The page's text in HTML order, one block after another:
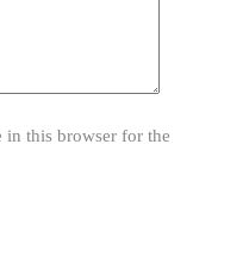
in this browser for the